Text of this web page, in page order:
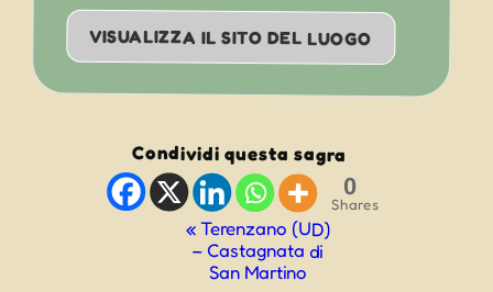
VISUALIZZA IL SITO DEL LUOGO
Condividi questa sagra
0
Shares
«Terenzano (UD)
– Castagnata di
San Martino